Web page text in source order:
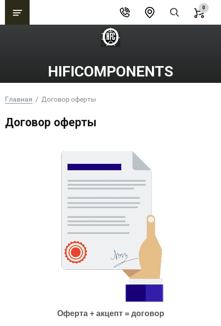
0
HIFICOMPONENTS
Главная
  /  Договор оферты
Договор оферты
Оферта + акцепт = договор